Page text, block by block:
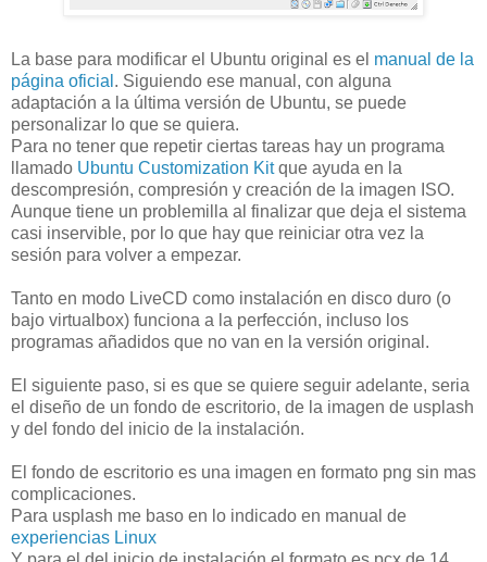
La base para modificar el Ubuntu original es el manual de la
página oficial . Siguiendo ese manual, con alguna
adaptación a la última versión de Ubuntu, se puede
personalizar lo que se quiera.
Para no tener que repetir ciertas tareas hay un programa
llamado Ubuntu Customization Kitque ayuda en la
descompresión, compresión y creación de la imagen ISO.
Aunque tiene un problemilla al finalizar que deja el sistema
casi inservible, por lo que hay que reiniciar otra vez la
sesión para volver a empezar.
Tanto en modo LiveCD como instalación en disco duro (o
bajo virtualbox) funciona a la perfección, incluso los
programas añadidos que no van en la versión original.
El siguiente paso, si es que se quiere seguir adelante, seria
el diseño de un fondo de escritorio, de la imagen de usplash
y del fondo del inicio de la instalación.
El fondo de escritorio es una imagen en formato png sin mas
complicaciones.
Para usplash me baso en lo indicado en manual de
experiencias Linux